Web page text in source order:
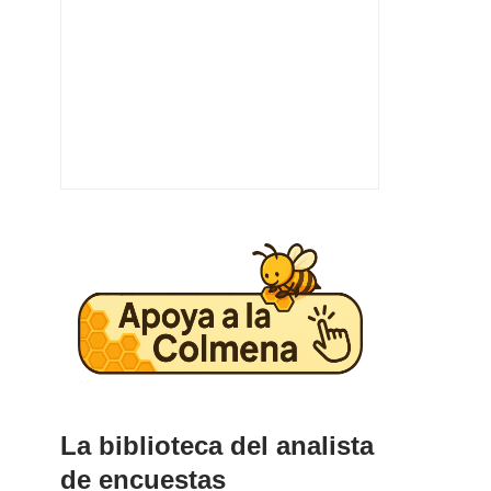
La biblioteca del analista
de encuestas